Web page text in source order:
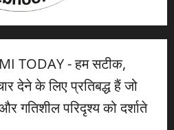
TODAY - हम सटीक,
देने के लिए प्रतिबद्ध हैं जो
गतिशील परिदृश्य को दर्शाते